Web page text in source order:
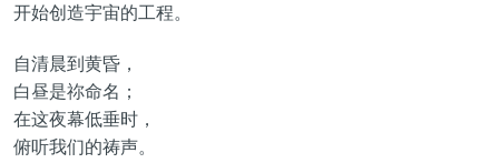
开始创造宇宙的工程。
自清晨到黄昏，
白昼是祢命名；
在这夜幕低垂时，
俯听我们的祷声。